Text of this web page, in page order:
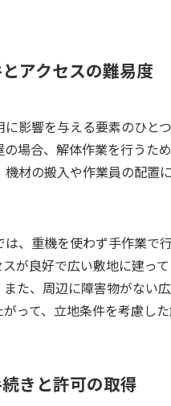
アクセスの難易度
影響を与える要素のひと
場合、解体作業を行うた
材の搬入や作業員の配置
、重機を使わず手作業で
が良好で広い敷地に建っ
た、周辺に障害物がない
って、立地条件を考慮し
きと許可の取得